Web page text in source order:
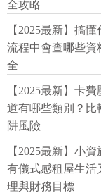
全攻略
【2025最新】搞
流程中會查哪些資
全
【2025最新】卡
道有哪些類別？比
阱風險
【2025最新】小
有儀式感租屋生活
理與財務目標